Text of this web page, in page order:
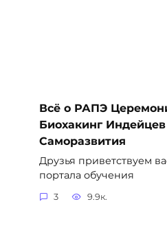
Всё о РАПЭ
Биохакинг
Саморазвития
Друзья приветствуем
портала обучения
3 9.9к.